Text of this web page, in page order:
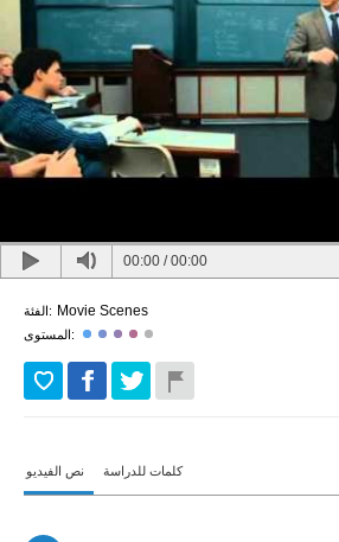
00:00 /00:00
الفئة: Movie Scenes
المستوى:
نص الفيديو كلمات للدراسة